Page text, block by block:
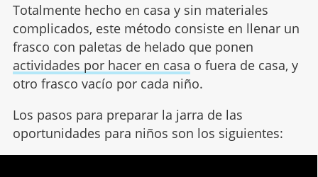
Totalmente hecho en casa y sin materiales
complicados, este método consiste en llenar un
frasco con paletas de helado que ponen
actividades por hacer en casa o fuera de casa, y
otro frasco vacío por cada niño.
Los pasos para preparar la jarra de las
oportunidades para niños son los siguientes: